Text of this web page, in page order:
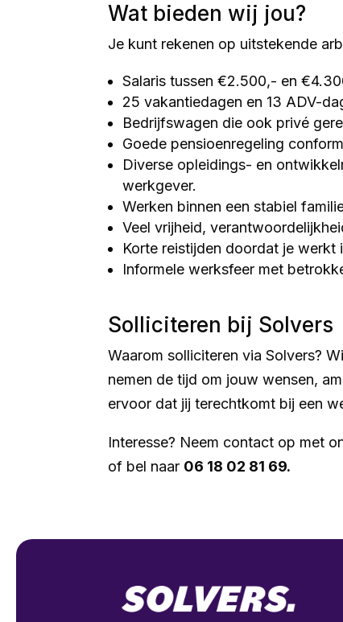
Wat bieden wij jou?
Je kunt rekenen op uitstekende
Salaris tussen €2.500,- en
25 vakantiedagen en 13 ADV-
Bedrijfswagen die ook privé
Goede pensioenregeling
Diverse opleidings- en
werkgever.
Werken binnen een stabiel
Veel vrijheid,
Korte reistijden doordat je werkt
Informele werksfeer met
Solliciteren bij Solvers
Waarom solliciteren via Solvers?
nemen de tijd om jouw wensen,
ervoor dat jij terechtkomt bij een
Interesse? Neem contact op met
of bel naar 06 18 02 81 69.